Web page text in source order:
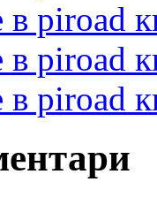
piroad
piroad
piroad